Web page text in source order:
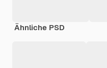
Ähnliche PSD